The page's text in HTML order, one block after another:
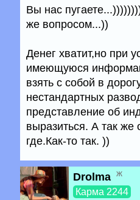
Вы нас
же вопросом...))
Денег хватит,но
имеющуюся
взять с собой в
нестандартных
представление об
выразиться. А так же
где.Как-то так. ))
Drolma ж
Карма 2244